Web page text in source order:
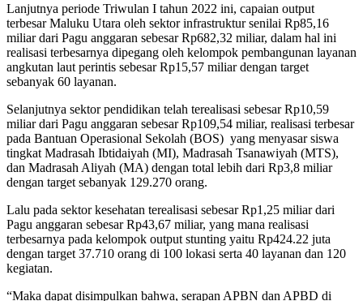
Lanjutnya periode Triwulan I tahun 2022 ini, capaian output
terbesar Maluku Utara oleh sektor infrastruktur senilai Rp85,16
miliar dari Pagu anggaran sebesar Rp682,32 miliar, dalam hal ini
realisasi terbesarnya dipegang oleh kelompok pembangunan layanan
angkutan laut perintis sebesar Rp15,57 miliar dengan target
sebanyak 60 layanan.
Selanjutnya sektor pendidikan telah terealisasi sebesar Rp10,59
miliar dari Pagu anggaran sebesar Rp109,54 miliar, realisasi terbesar
pada Bantuan Operasional Sekolah (BOS) yang menyasar siswa
tingkat Madrasah Ibtidaiyah (MI), Madrasah Tsanawiyah (MTS),
dan Madrasah Aliyah (MA) dengan total lebih dari Rp3,8 miliar
dengan target sebanyak 129.270 orang.
Lalu pada sektor kesehatan terealisasi sebesar Rp1,25 miliar dari
Pagu anggaran sebesar Rp43,67 miliar, yang mana realisasi
terbesarnya pada kelompok output stunting yaitu Rp424.22 juta
dengan target 37.710 orang di 100 lokasi serta 40 layanan dan 120
kegiatan.
“Maka dapat disimpulkan bahwa, serapan APBN dan APBD di